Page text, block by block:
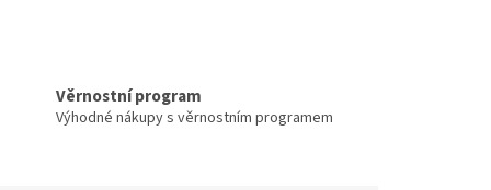
Věrnostní program
Výhodné nákupy s věrnostním programem